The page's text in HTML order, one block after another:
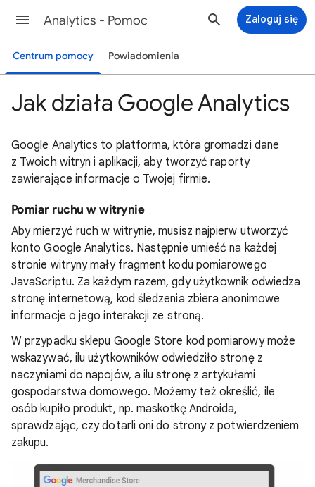
Analytics - Pomoc Zaloguj się
Centrum pomocy Powiadomienia
Jak działa Google Analytics
Google Analytics to platforma, która gromadzi dane
z Twoich witryn i aplikacji, aby tworzyć raporty
zawierające informacje o Twojej firmie.
Pomiar ruchu w witrynie
Aby mierzyć ruch w witrynie, musisz najpierw utworzyć
konto Google Analytics. Następnie umieść na każdej
stronie witryny mały fragment kodu pomiarowego
JavaScriptu. Za każdym razem, gdy użytkownik odwiedza
stronę internetową, kod śledzenia zbiera anonimowe
informacje o jego interakcji ze stroną.
W przypadku sklepu Google Store kod pomiarowy może
wskazywać, ilu użytkowników odwiedziło stronę z
naczyniami do napojów, a ilu stronę z artykułami
gospodarstwa domowego. Możemy też określić, ile
osób kupiło produkt, np. maskotkę Androida,
sprawdzając, czy dotarli oni do strony z potwierdzeniem
zakupu.